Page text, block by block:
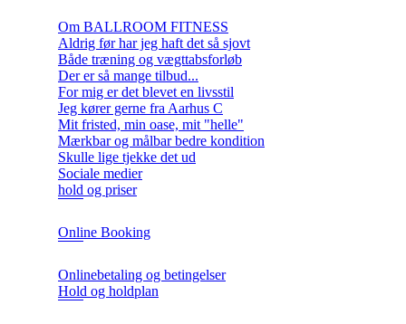
Om BALLROOM FITNESS
Aldrig før har jeg haft det så sjovt
Både træning og vægttabsforløb
Der er så mange tilbud...
For mig er det blevet en livsstil
Jeg kører gerne fra Aarhus C
Mit fristed, min oase, mit "helle"
Mærkbar og målbar bedre kondition
Skulle lige tjekke det ud
Sociale medier
hold og priser
Online Booking
Onlinebetaling og betingelser
Hold og holdplan